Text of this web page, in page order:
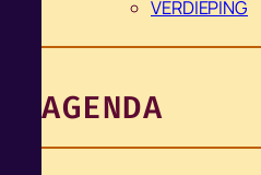
VERDIEPING
AGENDA